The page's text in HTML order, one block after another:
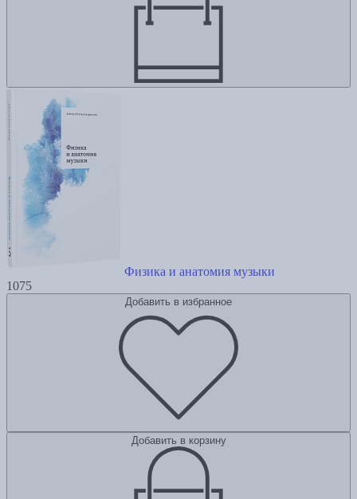
Физика и анатомия музыки
1075
Добавить в избранное
Добавить в корзину